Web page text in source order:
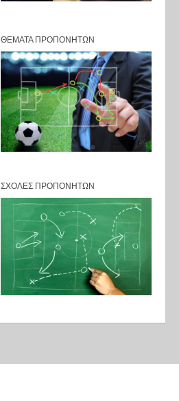
ΘΈΜΑΤΑ ΠΡΟΠΟΝΗΤΏΝ
ΣΧΟΛΈΣ ΠΡΟΠΟΝΗΤΏΝ